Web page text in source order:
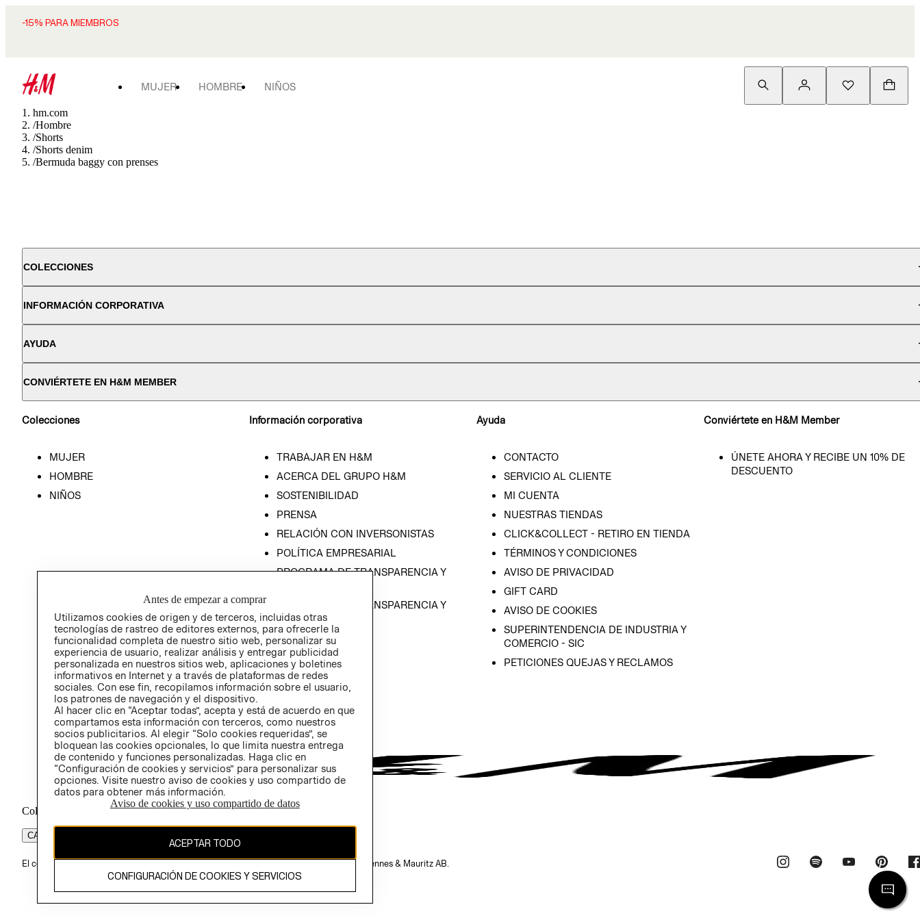
-15% PARA MIEMBROS
MUJER HOMBRE NIÑOS
hm.com
/Hombre
/Shorts
/Shorts denim
/Bermuda baggy con prenses
COLECCIONES
INFORMACIÓN CORPORATIVA
AYUDA
CONVIÉRTETE EN H&M MEMBER
Colecciones
MUJER
HOMBRE
NIÑOS
Información corporativa
TRABAJAR EN H&M
ACERCA DEL GRUPO H&M
SOSTENIBILIDAD
PRENSA
RELACIÓN CON INVERSONISTAS
POLÍTICA EMPRESARIAL
PROGRAMA DE TRANSPARENCIA Y
PROGRAMA DE TRANSPARENCIA Y
ÉTICA (INGLÉS)
Ayuda
CONTACTO
SERVICIO AL CLIENTE
MI CUENTA
NUESTRAS TIENDAS
CLICK&COLLECT - RETIRO EN TIENDA
TÉRMINOS Y CONDICIONES
AVISO DE PRIVACIDAD
GIFT CARD
AVISO DE COOKIES
SUPERINTENDENCIA DE INDUSTRIA Y
COMERCIO - SIC
PETICIONES QUEJAS Y RECLAMOS
Conviértete en H&M Member
ÚNETE AHORA Y RECIBE UN 10% DE
DESCUENTO
Colombia ($)
CAMBIAR REGIÓN
El contenido de esta página web está protegido por copyright y es propiedad de H&M Hennes & Mauritz AB.
Antes de empezar a comprar
Utilizamos cookies de origen y de terceros, incluidas otras
tecnologías de rastreo de editores externos, para ofrecerle la
funcionalidad completa de nuestro sitio web, personalizar su
experiencia de usuario, realizar análisis y entregar publicidad
personalizada en nuestros sitios web, aplicaciones y boletines
informativos en Internet y a través de plataformas de redes
sociales. Con ese fin, recopilamos información sobre el usuario,
los patrones de navegación y el dispositivo.
Al hacer clic en “Aceptar todas”, acepta y está de acuerdo en que
compartamos esta información con terceros, como nuestros
socios publicitarios. Al elegir “Solo cookies requeridas”, se
bloquean las cookies opcionales, lo que limita nuestra entrega
de contenido y funciones personalizadas. Haga clic en
“Configuración de cookies y servicios” para personalizar sus
opciones. Visite nuestro aviso de cookies y uso compartido de
datos para obtener más información.
Aviso de cookies y uso compartido de datos
ACEPTAR TODO
CONFIGURACIÓN DE COOKIES Y SERVICIOS